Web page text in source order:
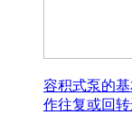
容积式泵的
作往复或回